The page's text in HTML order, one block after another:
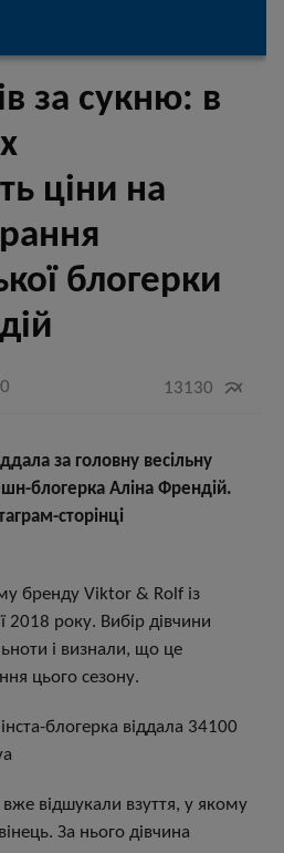
за сукню: в
ціни на
блогерки
13130 
за головну весільну
блогерка Аліна Френдій.
сторінці
бренду Viktor & Rolf із
2018 року. Вибір дівчини
і визнали, що це
цього сезону.
блогерка віддала 34100
відшукали взуття, у якому
За нього дівчина